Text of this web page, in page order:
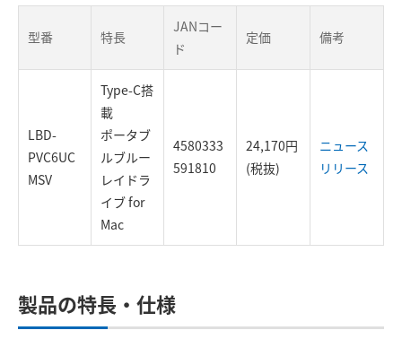
型番 特長
JANコー
ド
定価 備考
LBD-
PVC6UC
MSV
Type-C搭
載
ポータブ
ルブルー
レイドラ
イブ for
Mac
4580333
591810
24,170円
(税抜)
ニュース
リリース
製品の特長・仕様